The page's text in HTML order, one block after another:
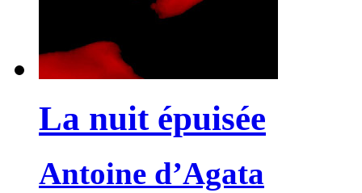
La nuit épuisée
Antoine d’Agata